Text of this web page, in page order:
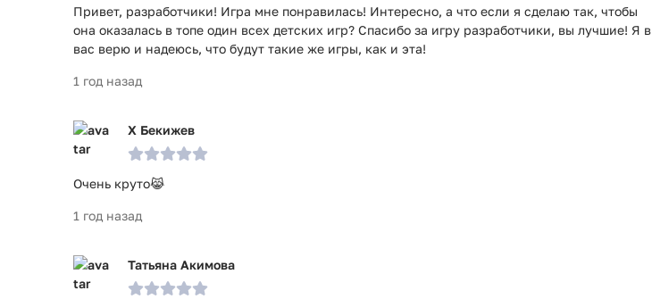
Привет, разработчики! Игра мне понравилась! Интересно, а что если я сделаю так, чтобы
она оказалась в топе один всех детских игр? Спасибо за игру разработчики, вы лучшие! Я в
вас верю и надеюсь, что будут такие же игры, как и эта!
1 год назад
Х Бекижев
Очень круто😹
1 год назад
Татьяна Акимова